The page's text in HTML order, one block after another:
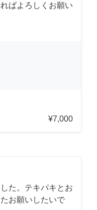
ばよろしくお願い
¥7,000
た。テキパキとお
お願いしたいで